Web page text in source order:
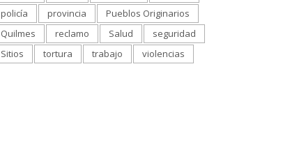
policía
provincia
Pueblos Originarios
Quilmes
reclamo Salud
seguridad
Sitios
tortura trabajo violencias